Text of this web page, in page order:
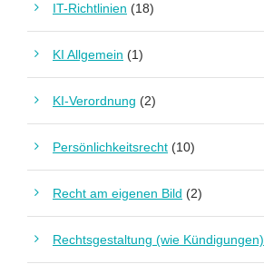
IT-Richtlinien (18)
KI Allgemein (1)
KI-Verordnung (2)
Persönlichkeitsrecht (10)
Recht am eigenen Bild (2)
Rechtsgestaltung (wie Kündigungen)